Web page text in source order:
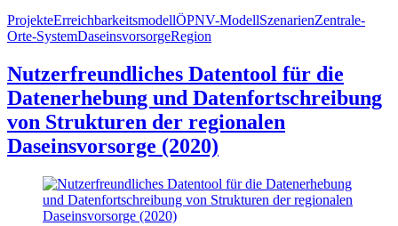
ProjekteErreichbarkeitsmodellÖPNV-ModellSzenarienZentrale-
Orte-SystemDaseinsvorsorgeRegion
Nutzerfreundliches Datentool für die
Datenerhebung und Datenfortschreibung
von Strukturen der regionalen
Daseinsvorsorge (2020)